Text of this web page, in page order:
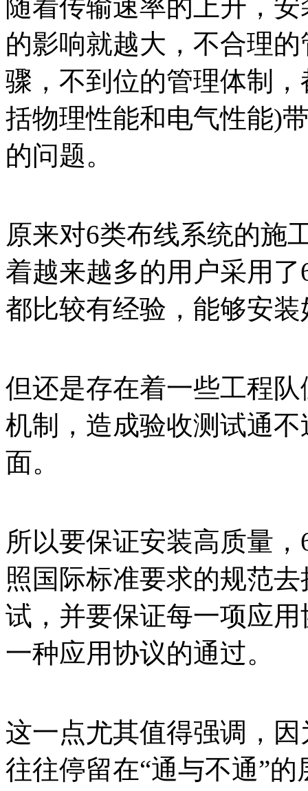
随着传输速率的上升，
的影响就越大，不合理
骤，不到位的管理体制
括物理性能和电气性能)
的问题。
原来对6类布线系统的施
着越来越多的用户采用
都比较有经验，能够安装
但还是存在着一些工程
机制，造成验收测试通
面。
所以要保证安装高质量
照国际标准要求的规范
试，并要保证每一项应
一种应用协议的通过。
这一点尤其值得强调，
往往停留在“通与不通”